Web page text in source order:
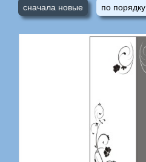
сначала новые по порядку